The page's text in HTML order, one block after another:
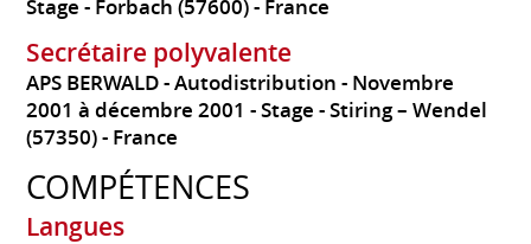
Stage
Forbach (57600) France
Secrétaire polyvalente
APS BERWALD - Autodistribution
Novembre
2001 à décembre 2001 Stage
Stiring – Wendel
(57350)
France
COMPÉTENCES
Langues